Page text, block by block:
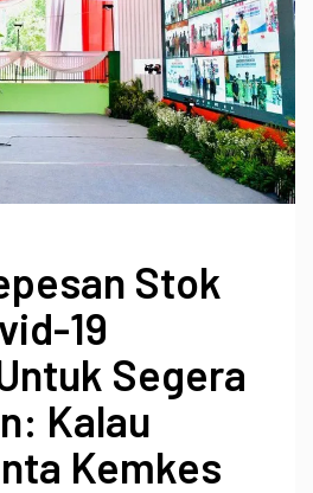
Stok
19
Segera
Kalau
Kemkes